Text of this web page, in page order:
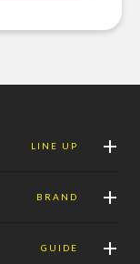
LINE UP
BRAND
GUIDE